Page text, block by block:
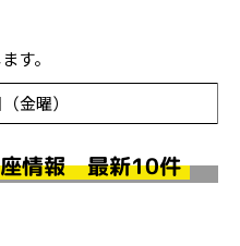
す。
金曜）
座情報 最新10件